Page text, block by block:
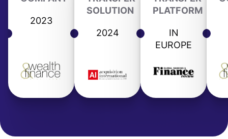
2023
SOLUTION
2024
PLATFORM
IN
EUROPE